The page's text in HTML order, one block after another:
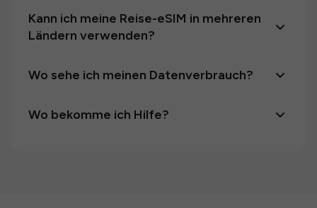
Kann ich meine Reise-eSIM in mehreren
Ländern verwenden?
Wo sehe ich meinen Datenverbrauch?
Wo bekomme ich Hilfe?